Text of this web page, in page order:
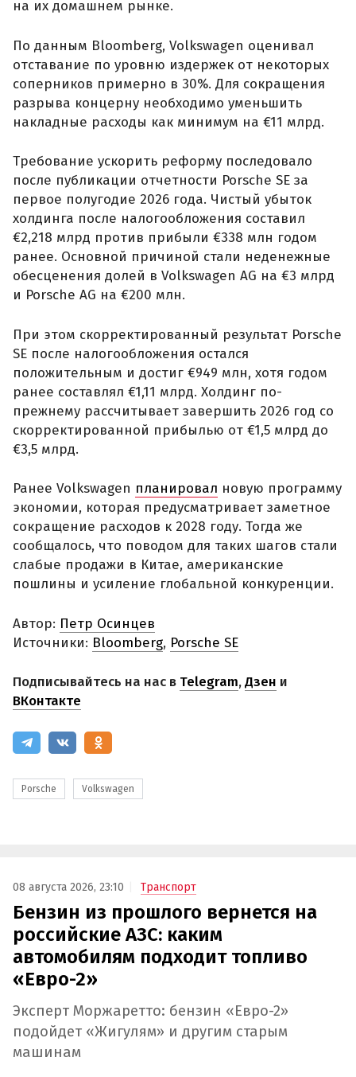
на их домашнем рынке.
По данным Bloomberg, Volkswagen оценивал
отставание по уровню издержек от некоторых
соперников примерно в 30%. Для сокращения
разрыва концерну необходимо уменьшить
накладные расходы как минимум на €11 млрд.
Требование ускорить реформу последовало
после публикации отчетности Porsche SE за
первое полугодие 2026 года. Чистый убыток
холдинга после налогообложения составил
€2,218 млрд против прибыли €338 млн годом
ранее. Основной причиной стали неденежные
обесценения долей в Volkswagen AG на €3 млрд
и Porsche AG на €200 млн.
При этом скорректированный результат Porsche
SE после налогообложения остался
положительным и достиг €949 млн, хотя годом
ранее составлял €1,11 млрд. Холдинг по-
прежнему рассчитывает завершить 2026 год со
скорректированной прибылью от €1,5 млрд до
€3,5 млрд.
Ранее Volkswagen планировал новую программу
экономии, которая предусматривает заметное
сокращение расходов к 2028 году. Тогда же
сообщалось, что поводом для таких шагов стали
слабые продажи в Китае, американские
пошлины и усиление глобальной конкуренции.
Автор: Петр Осинцев
Источники: Bloomberg, Porsche SE
Подписывайтесь на нас в Telegram,Дзен и
ВКонтакте
Porsche Volkswagen
08 августа 2026, 23:10 Транспорт
Бензин из прошлого вернется на
российские АЗС: каким
автомобилям подходит топливо
«Евро-2»
Эксперт Моржаретто: бензин «Евро-2»
подойдет «Жигулям» и другим старым
машинам